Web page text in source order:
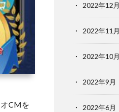
CMを
2022年12月
2022年11月
2022年10月
2022年9月
2022年6月